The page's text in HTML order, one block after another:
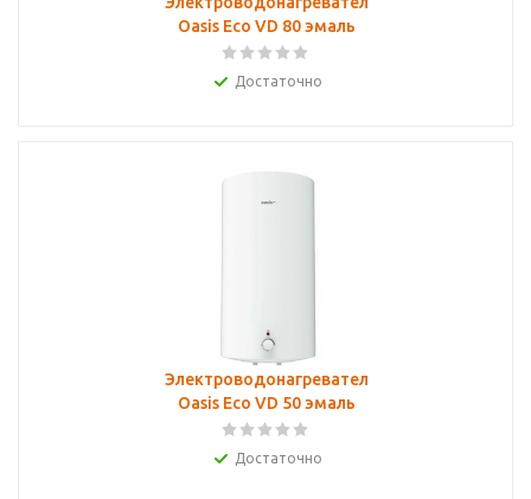
Oasis Eco VD 80 эмаль
Достаточно
Электроводонагреватель
Oasis Eco VD 50 эмаль
Достаточно